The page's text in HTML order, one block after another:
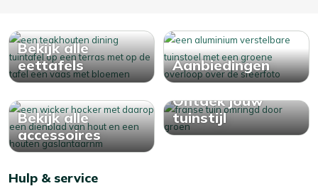
Bekijk alle
eettafels
Aanbiedingen
Bekijk alle
accessoires
Ontdek jouw
tuinstijl
Hulp & service